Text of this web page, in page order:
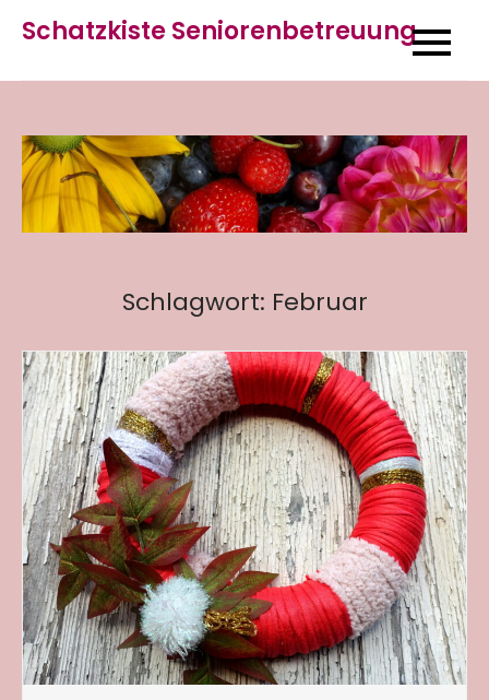
content
Schatzkiste Seniorenbetreuung
Schlagwort: Februar